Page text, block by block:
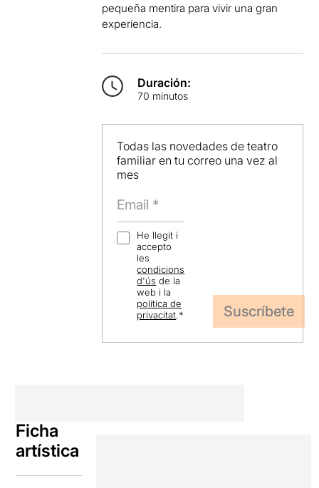
pequeña mentira para vivir una gran
experiencia.
Duración:
70 minutos
Todas las novedades de teatro
familiar en tu correo una vez al
mes
He llegit i
accepto
les
condicions
d'ús de la
web i la
política de
privacitat.*
Ficha
artística